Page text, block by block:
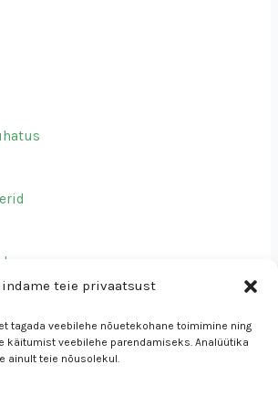
teie privaatsust
tagada veebilehe nõuetekohane toimimine ning
käitumist veebilehe parendamiseks. Analüütika
ainult teie nõusolekul.
MTÜ